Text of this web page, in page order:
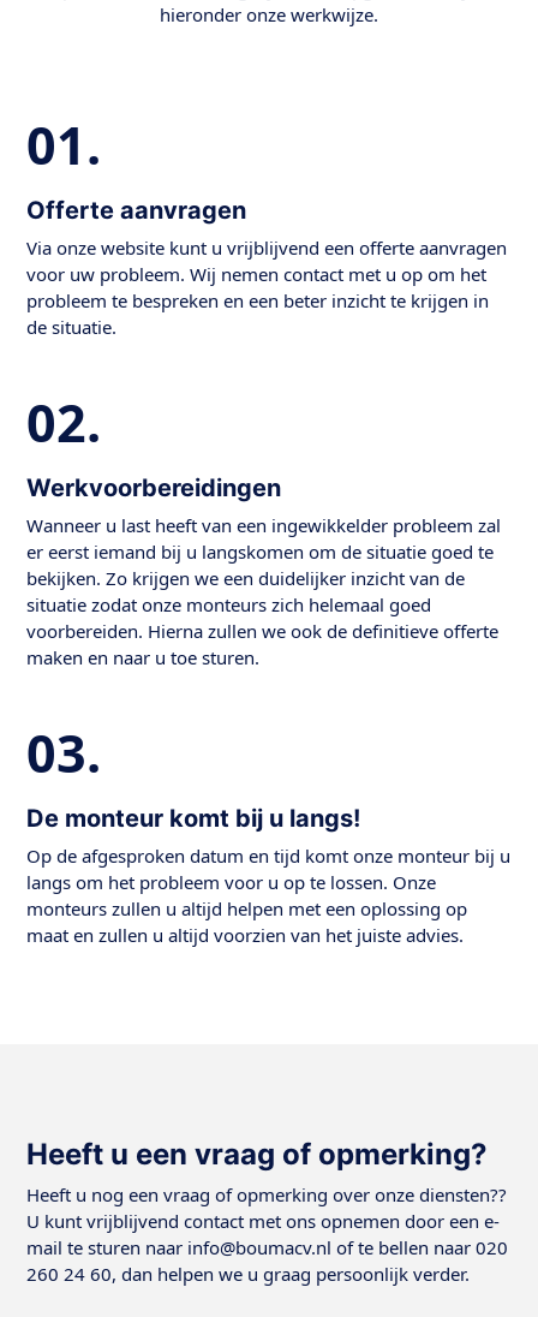
hieronder onze werkwijze.
01.
Offerte aanvragen
Via onze website kunt u vrijblijvend een offerte aanvragen
voor uw probleem. Wij nemen contact met u op om het
probleem te bespreken en een beter inzicht te krijgen in
de situatie.
02.
Werkvoorbereidingen
Wanneer u last heeft van een ingewikkelder probleem zal
er eerst iemand bij u langskomen om de situatie goed te
bekijken. Zo krijgen we een duidelijker inzicht van de
situatie zodat onze monteurs zich helemaal goed
voorbereiden. Hierna zullen we ook de definitieve offerte
maken en naar u toe sturen.
03.
De monteur komt bij u langs!
Op de afgesproken datum en tijd komt onze monteur bij u
langs om het probleem voor u op te lossen. Onze
monteurs zullen u altijd helpen met een oplossing op
maat en zullen u altijd voorzien van het juiste advies.
Heeft u een vraag of opmerking?
Heeft u nog een vraag of opmerking over onze diensten??
U kunt vrijblijvend contact met ons opnemen door een e-
mail te sturen naar info@boumacv.nl of te bellen naar 020
260 24 60, dan helpen we u graag persoonlijk verder.